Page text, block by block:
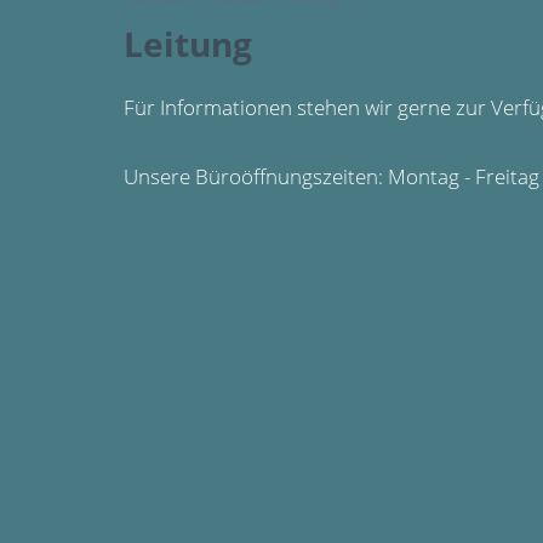
Leitung
Für Informationen stehen wir gerne zur
Unsere Büroöffnungszeiten: Montag -